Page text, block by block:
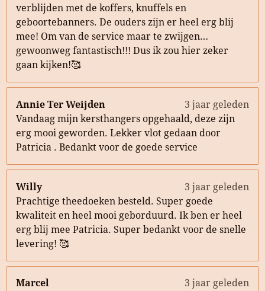
verblijden met de koffers, knuffels en
geboortebanners. De ouders zijn er heel erg blij
mee! Om van de service maar te zwijgen…
gewoonweg fantastisch!!! Dus ik zou hier zeker
gaan kijken!🥰
Annie Ter Weijden
3 jaar geleden
Vandaag mijn kersthangers opgehaald, deze zijn
erg mooi geworden. Lekker vlot gedaan door
Patricia . Bedankt voor de goede service
Willy
3 jaar geleden
Prachtige theedoeken besteld. Super goede
kwaliteit en heel mooi geborduurd. Ik ben er heel
erg blij mee Patricia. Super bedankt voor de snelle
levering! 🥰
Marcel
3 jaar geleden